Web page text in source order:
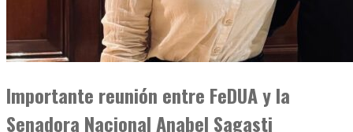
Importante reunión entre FeDUA y la
Senadora Nacional Anabel Sagasti